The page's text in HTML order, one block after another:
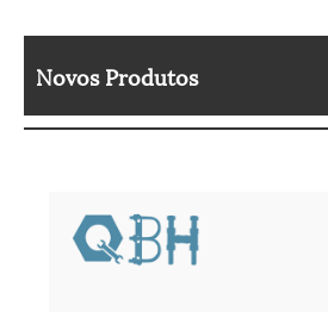
Novos Produtos